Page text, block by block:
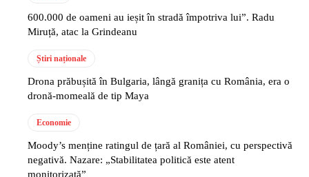
600.000 de oameni au ieșit în stradă împotriva lui”. Radu
Miruță, atac la Grindeanu
Știri naționale
Drona prăbușită în Bulgaria, lângă granița cu România, era o
dronă-momeală de tip Maya
Economie
Moody’s menține ratingul de țară al României, cu perspectivă
negativă. Nazare: „Stabilitatea politică este atent
monitorizată”